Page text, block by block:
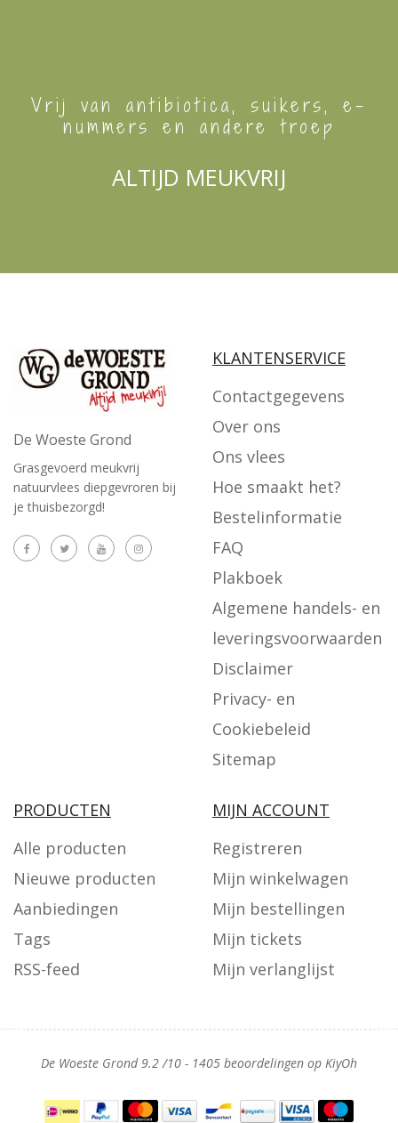
Vrij van antibiotica, suikers, e-
nummers en andere troep
ALTIJD MEUKVRIJ
De Woeste Grond
Grasgevoerd meukvrij
natuurvlees diepgevroren bij
je thuisbezorgd!
KLANTENSERVICE
Contactgegevens
Over ons
Ons vlees
Hoe smaakt het?
Bestelinformatie
FAQ
Plakboek
Algemene handels- en
leveringsvoorwaarden
Disclaimer
Privacy- en
Cookiebeleid
Sitemap
PRODUCTEN
Alle producten
Nieuwe producten
Aanbiedingen
Tags
RSS-feed
MIJN ACCOUNT
Registreren
Mijn winkelwagen
Mijn bestellingen
Mijn tickets
Mijn verlanglijst
De Woeste Grond9.2/10 - 1405 beoordelingen op KiyOh